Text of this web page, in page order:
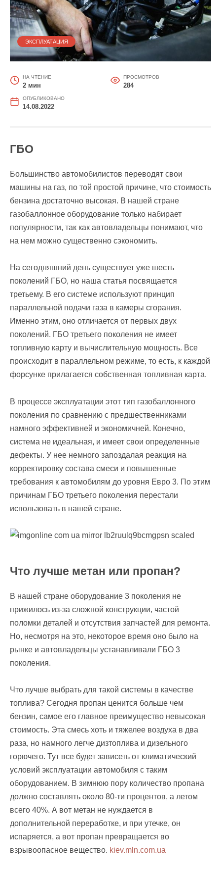
ЭКСПЛУАТАЦИЯ
НА ЧТЕНИЕ
2 мин
ПРОСМОТРОВ
284
ОПУБЛИКОВАНО
14.08.2022
ГБО
Большинство автомобилистов переводят свои
машины на газ, по той простой причине, что стоимость
бензина достаточно высокая. В нашей стране
газобаллонное оборудование только набирает
популярности, так как автовладельцы понимают, что
на нем можно существенно сэкономить.
На сегодняшний день существует уже шесть
поколений ГБО, но наша статья посвящается
третьему. В его системе используют принцип
параллельной подачи газа в камеры сгорания.
Именно этим, оно отличается от первых двух
поколений. ГБО третьего поколения не имеет
топливную карту и вычислительную мощность. Все
происходит в параллельном режиме, то есть, к каждой
форсунке прилагается собственная топливная карта.
В процессе эксплуатации этот тип газобаллонного
поколения по сравнению с предшественниками
намного эффективней и экономичней. Конечно,
система не идеальная, и имеет свои определенные
дефекты. У нее немного запоздалая реакция на
корректировку состава смеси и повышенные
требования к автомобилям до уровня Евро 3. По этим
причинам ГБО третьего поколения перестали
использовать в нашей стране.
Что лучше метан или пропан?
В нашей стране оборудование 3 поколения не
прижилось из-за сложной конструкции, частой
поломки деталей и отсутствия запчастей для ремонта.
Но, несмотря на это, некоторое время оно было на
рынке и автовладельцы устанавливали ГБО 3
поколения.
Что лучше выбрать для такой системы в качестве
топлива? Сегодня пропан ценится больше чем
бензин, самое его главное преимущество невысокая
стоимость. Эта смесь хоть и тяжелее воздуха в два
раза, но намного легче дизтоплива и дизельного
горючего. Тут все будет зависеть от климатический
условий эксплуатации автомобиля с таким
оборудованием. В зимнюю пору количество пропана
должно составлять около 80-ти процентов, а летом
всего 40%. А вот метан не нуждается в
дополнительной переработке, и при утечке, он
испаряется, а вот пропан превращается во
взрывоопасное вещество. kiev.mln.com.ua